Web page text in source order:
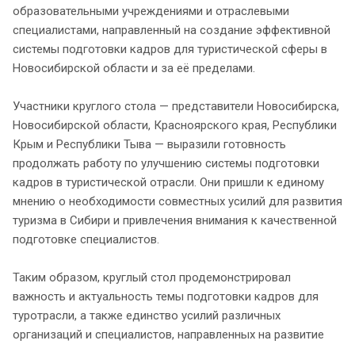
образовательными учреждениями и отраслевыми
специалистами, направленный на создание эффективной
системы подготовки кадров для туристической сферы в
Новосибирской области и за её пределами.
Участники круглого стола — представители Новосибирска,
Новосибирской области, Красноярского края, Республики
Крым и Республики Тыва — выразили готовность
продолжать работу по улучшению системы подготовки
кадров в туристической отрасли. Они пришли к единому
мнению о необходимости совместных усилий для развития
туризма в Сибири и привлечения внимания к качественной
подготовке специалистов.
Таким образом, круглый стол продемонстрировал
важность и актуальность темы подготовки кадров для
туротрасли, а также единство усилий различных
организаций и специалистов, направленных на развитие